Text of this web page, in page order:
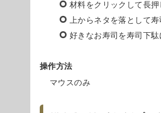
材料をクリックして長
上からネタを落として
好きなお寿司を寿司下駄
操作方法
マウスのみ